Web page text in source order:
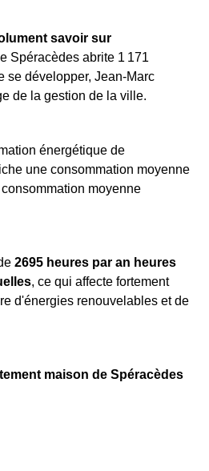
savoir sur
Spéracèdes abrite 1 171
se développer, Jean-Marc
de la gestion de la ville.
énergétique de
une consommation moyenne
moyenne
2695 heures par an heures
, ce qui affecte fortement
d'énergies renouvelables et de
maison de Spéracèdes